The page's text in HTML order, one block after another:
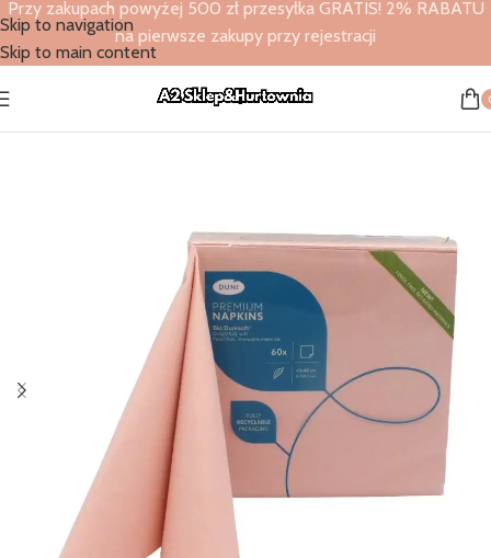
Skip to navigation
Skip to main content
Przy zakupach powyżej 500 zł przesyłka GRATIS! 2% RABATU
na pierwsze zakupy przy rejestracji
Strona główna Serwetki flizelinowe